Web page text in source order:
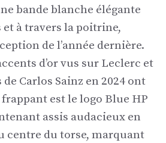
bande blanche élégante
et à travers la poitrine,
de l’année dernière.
d’or vus sur Leclerc et
Carlos Sainz en 2024 ont
est le logo Blue HP
assis audacieux en
centre du torse, marquant